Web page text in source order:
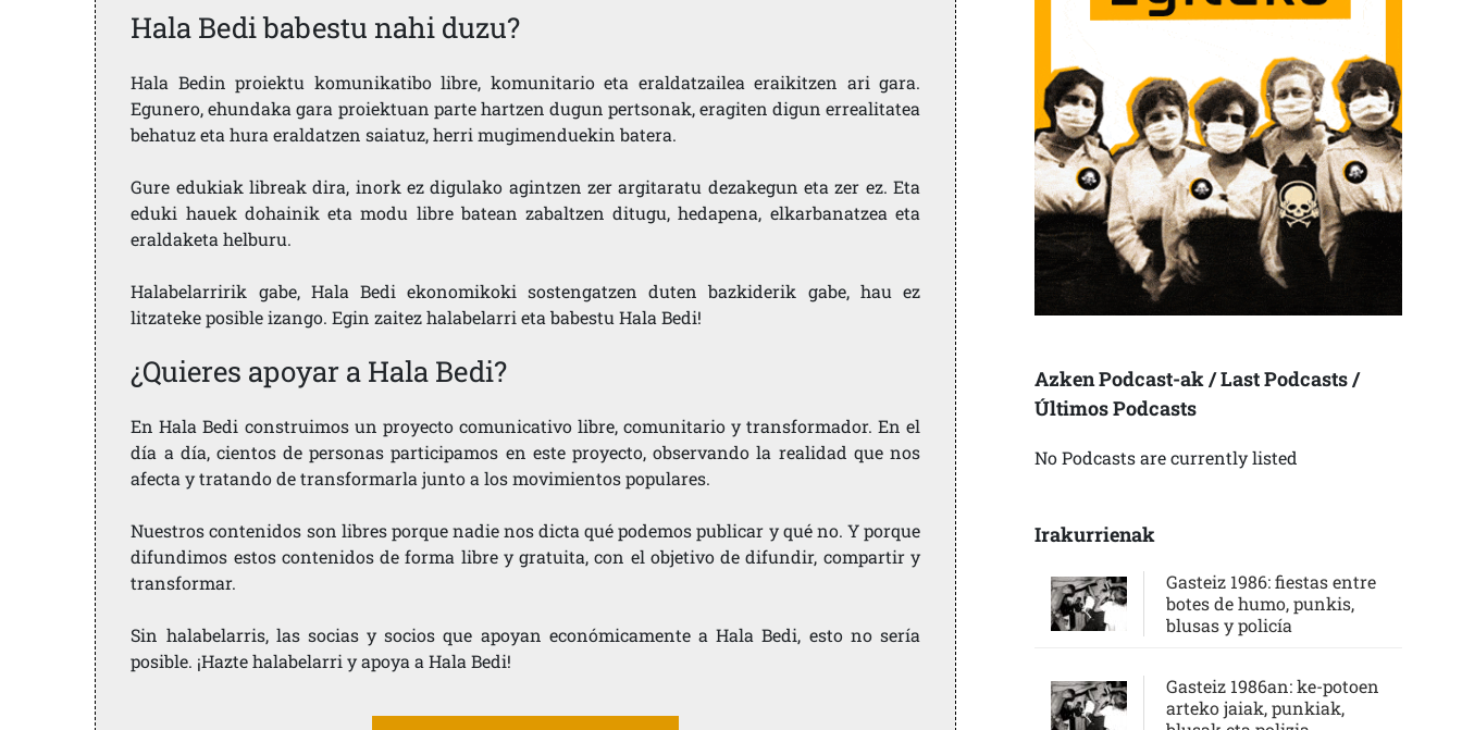
Hala Bedi babestu nahi duzu?
Hala Bedin proiektu komunikatibo libre, komunitario eta eraldatzailea eraikitzen ari gara.
Egunero, ehundaka gara proiektuan parte hartzen dugun pertsonak, eragiten digun errealitatea
behatuz eta hura eraldatzen saiatuz, herri mugimenduekin batera.
Gure edukiak libreak dira, inork ez digulako agintzen zer argitaratu dezakegun eta zer ez. Eta
eduki hauek dohainik eta modu libre batean zabaltzen ditugu, hedapena, elkarbanatzea eta
eraldaketa helburu.
Halabelarririk gabe, Hala Bedi ekonomikoki sostengatzen duten bazkiderik gabe, hau ez
litzateke posible izango. Egin zaitez halabelarri eta babestu Hala Bedi!
¿Quieres apoyar a Hala Bedi?
En Hala Bedi construimos un proyecto comunicativo libre, comunitario y transformador. En el
día a día, cientos de personas participamos en este proyecto, observando la realidad que nos
afecta y tratando de transformarla junto a los movimientos populares.
Nuestros contenidos son libres porque nadie nos dicta qué podemos publicar y qué no. Y porque
difundimos estos contenidos de forma libre y gratuita, con el objetivo de difundir, compartir y
transformar.
Sin halabelarris, las socias y socios que apoyan económicamente a Hala Bedi, esto no sería
posible. ¡Hazte halabelarri y apoya a Hala Bedi!
Azken Podcast-ak / Last Podcasts /
Últimos Podcasts
No Podcasts are currently listed
Irakurrienak
Gasteiz 1986: fiestas entre
botes de humo, punkis,
blusas y policía
Gasteiz 1986an: ke-potoen
arteko jaiak, punkiak,